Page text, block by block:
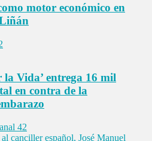
motor económico en
la Vida’ entrega 16 mil
en contra de la
42